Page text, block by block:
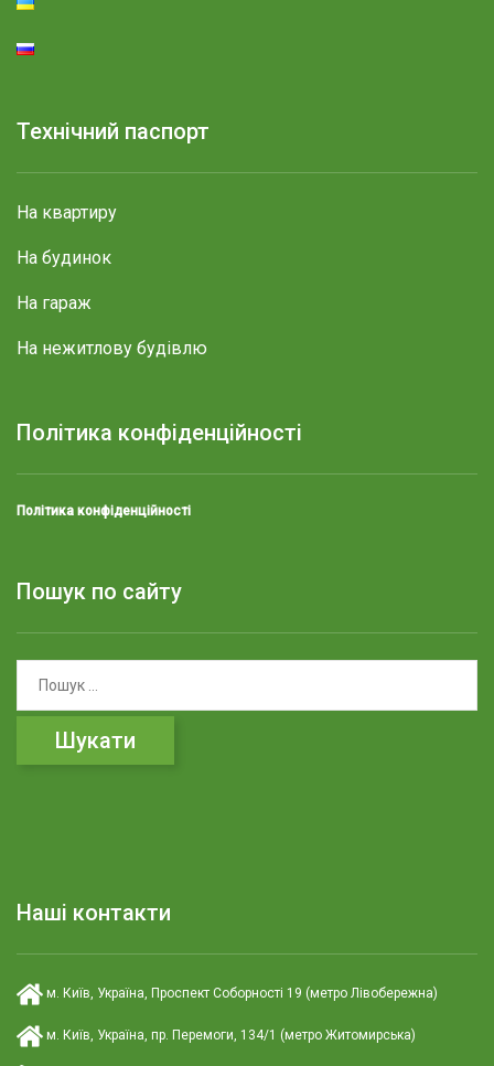
Технічний паспорт
На квартиру
На будинок
На гараж
На нежитлову будівлю
Політика конфіденційності
Політика конфіденційності
Пошук по сайту
ш
:
Наші контакти
м. Київ, Україна, Проспект Соборності 19 (метро Лівобережна)
м. Київ, Україна, пр. Перемоги, 134/1 (метро Житомирська)